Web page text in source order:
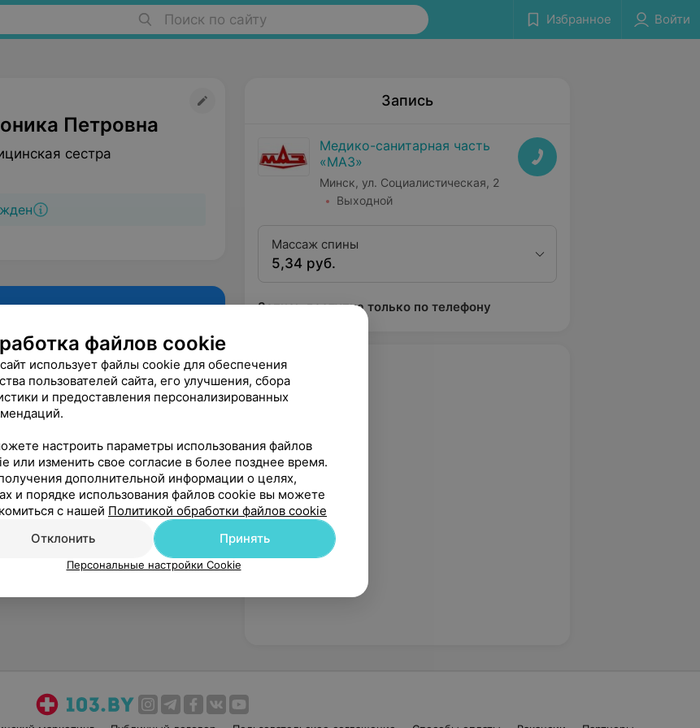
Поиск по сайту Избранное Войти
Петровна
сестра
Рекомендую
Запись
Медико-санитарная часть
«МАЗ»
Минск, ул. Социалистическая, 2
Выходной
Массаж спины
5,34 руб.
Запись доступна только по телефону
файлов cookie
использует файлы cookie для обеспечения
пользователей сайта, его улучшения, сбора
и предоставления персонализированных
настроить параметры использования файлов
или изменить свое согласие в более позднее время.
дополнительной информации о целях,
и порядке использования файлов cookie вы можете
с нашей Политикой обработки файлов cookie
Отклонить
Принять
Персональные настройки Cookie